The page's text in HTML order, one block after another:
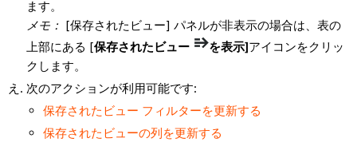
ます。
メモ： [保存されたビュー] パネルが非表示の場合は、表の
上部にある [保存されたビュー を表示]アイコンをクリッ
クします。
次のアクションが利用可能です:
保存されたビュー フィルターを更新する
保存されたビューの列を更新する